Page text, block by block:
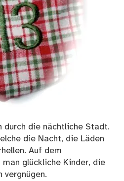
durch die nächtliche Stadt.
die Nacht, die Läden
Auf dem
glückliche Kinder, die
vergnügen.